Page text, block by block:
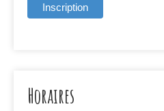
Horaires